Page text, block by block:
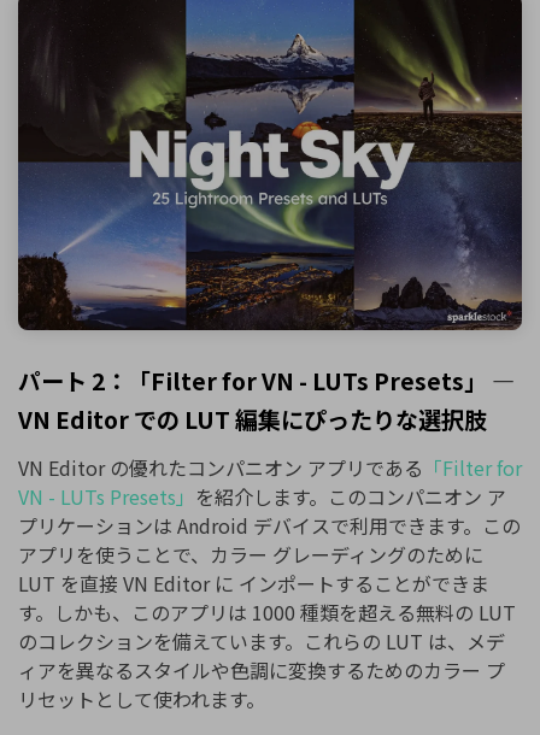
パート 2：「Filter for VN - LUTs Presets」 ―
VN Editor での LUT 編集にぴったりな選択肢
VN Editor の優れたコンパニオン アプリである 「Filter for
VN - LUTs Presets」 を紹介します。このコンパニオン ア
プリケーションは Android デバイスで利用できます。この
アプリを使うことで、カラー グレーディングのために
LUT を直接 VN Editor に インポートすることができま
す。しかも、このアプリは 1000 種類を超える無料の LUT
のコレクションを備えています。これらの LUT は、メデ
ィアを異なるスタイルや色調に変換するためのカラー プ
リセットとして使われます。